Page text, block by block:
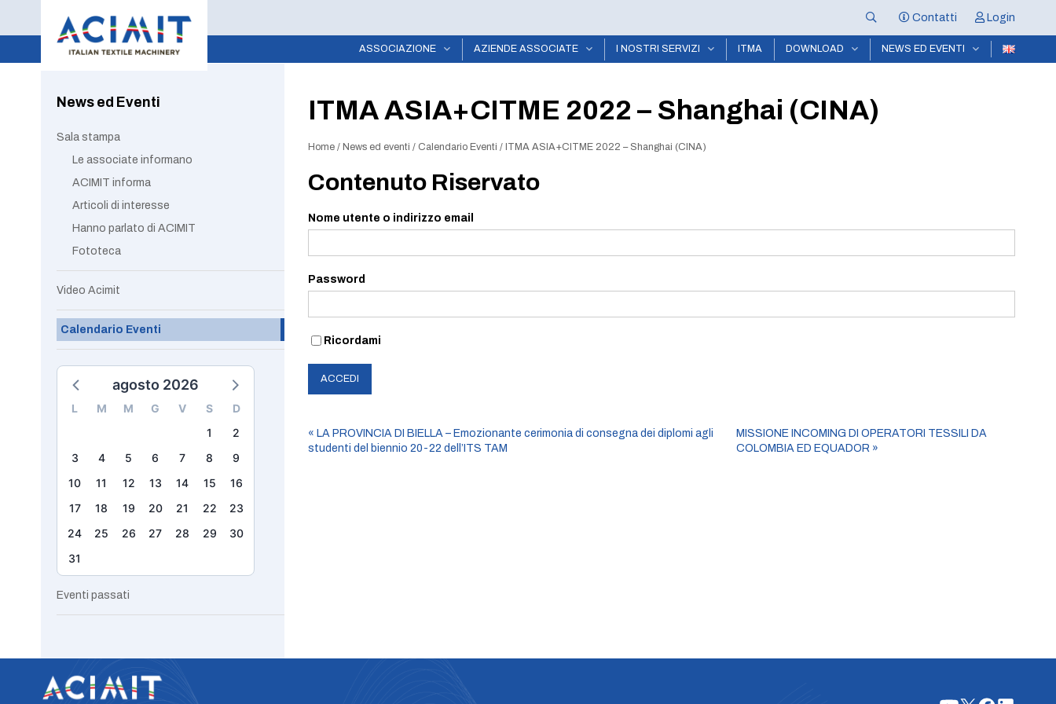
Contatti Login
ASSOCIAZIONE AZIENDE ASSOCIATE I NOSTRI SERVIZI ITMA DOWNLOAD NEWS ED EVENTI
ITMA ASIA+CITME 2022 – Shanghai (CINA)
Home / News ed eventi / Calendario Eventi / ITMA ASIA+CITME 2022 – Shanghai (CINA)
Contenuto Riservato
Nome utente o indirizzo email
Password
Ricordami
« LA PROVINCIA DI BIELLA – Emozionante cerimonia di consegna dei diplomi agli
studenti del biennio 20-22 dell’ITS TAM
MISSIONE INCOMING DI OPERATORI TESSILI DA
COLOMBIA ED EQUADOR »
News ed Eventi
Sala stampa
Le associate informano
ACIMIT informa
Articoli di interesse
Hanno parlato di ACIMIT
Fototeca
Video Acimit
Calendario Eventi
agosto 2026
L M M G V S
D
1
2
3
4 5 6 7 8
9
10
11 12 13 14 15
16
17
18 19 20 21 22
23
24
25 26 27 28 29
30
31
Eventi passati